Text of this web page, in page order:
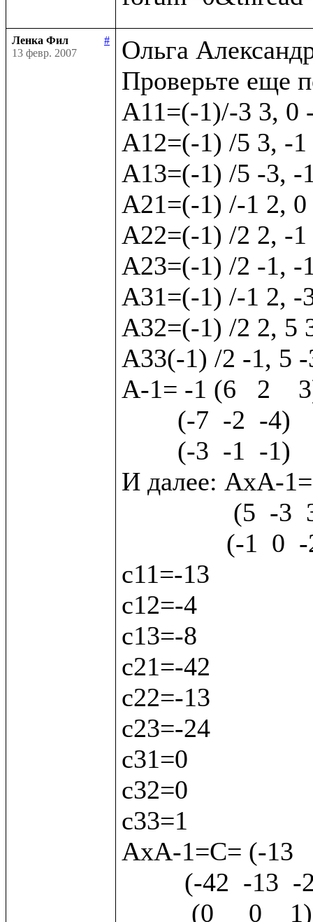
Ленка Фил
#
13 февр. 2007
Ольга
Проверьте еще
А11=(-1)/-3 3, 0
А12=(-1) /5 3, -
А13=(-1) /5 -3, -
А21=(-1) /-1 2,
А22=(-1) /2 2, -
А23=(-1) /2 -1, -
А31=(-1) /-1 2, -
А32=(-1) /2 2, 5
А33(-1) /2 -1, 5
А-1= -1 (6   2
И далее: АхА-
с11=-13
с12=-4
с13=-8
с21=-42
с22=-13
с23=-24
с31=0
с32=0
с33=1
АхА-1=С= (-13